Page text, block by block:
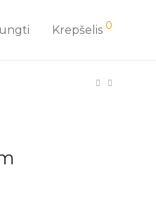
Krepšelis 0